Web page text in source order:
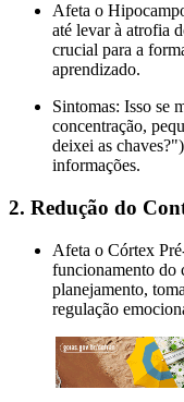
Afeta o
até levar à atrofia
crucial para a
aprendizado.
Sintomas: Isso se
concentração,
deixei as
informações.
2. Redução do
Afeta o Córtex
funcionamento do
planejamento,
regulação